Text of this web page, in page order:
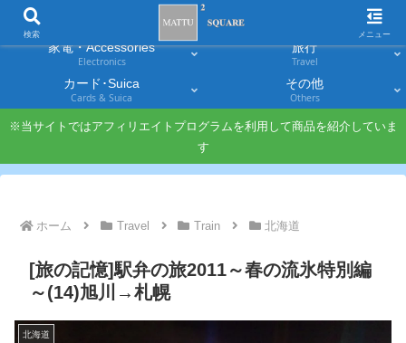
家電・Accessories
Electronics
旅行
Travel
カード･Suica
Cards & Suica
その他
Others
※当サイトではアフィリエイトプログラムを利用して商品を紹介していま
す
ホーム Travel Train 北海道
[旅の記憶]駅弁の旅2011～春の流氷特別編
～(14)旭川→札幌
北海道
検索 メニュー